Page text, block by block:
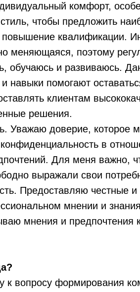
комфорт,
чтобы предложить
квалификации.
меняющаяся, поэтому
обучаюсь и развиваюсь.
навыки помогают
клиентам
решения.
Уважаю доверие, которое
в
Для меня важно,
выражали свои
Предоставляю честные
мнении и
мнения и предпочтения
к вопросу формирования